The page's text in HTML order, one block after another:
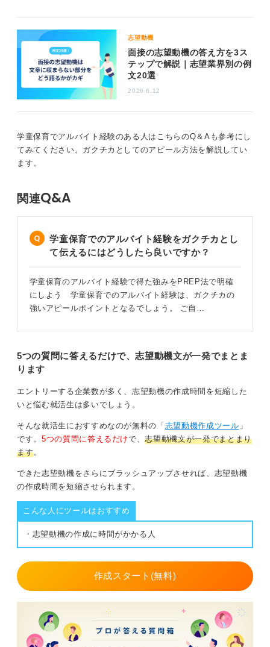
志望動機
面接の志望動機の答え方を3ス
テップで解説｜志望業界別の例
文20選
2026.6.12
学童保育でアルバイト経験のある人はこちらのQ＆Aも参考にし
てみてください。ガクチカとしてのアピール方法を解説してい
ます。
関連Q&A
学童保育でのアルバイト経験をガクチカとし
て伝えるにはどうしたら良いですか？
学童保育のアルバイト経験で得た強みをPREP法で明確
にしよう 学童保育でのアルバイト経験は、ガクチカの
強いアピールポイントとなるでしょう。 ご自…
5つの質問に答えるだけで、志望動機文が一発でまとま
ります
エントリーする企業数が多く、志望動機の作成時間を短縮した
いと悩む就活生は多いでしょう。
そんな就活生におすすめなのが無料の「 志望動機作成ツール 」
です。 5つの質問に答えるだけで、志望動機文が一発でまとまり
ます。
できた志望動機をさらにブラッシュアップさせれば、志望動機
の作成時間を短縮させられます。
こんな人にツールはおすすめ
・志望動機の作成に時間がかかる人
作成スタート(無料)